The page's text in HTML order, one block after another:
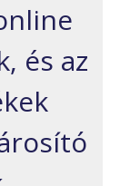
és az